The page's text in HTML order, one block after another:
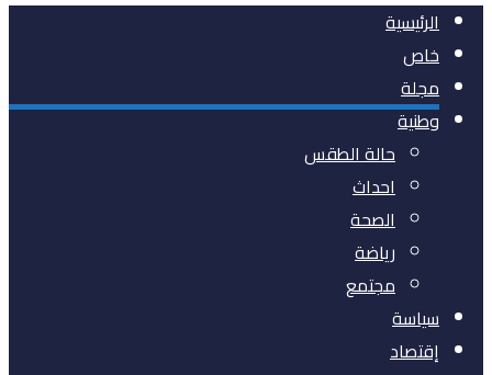
الرئيسية
خاص
مجلة
وطنية
حالة الطقس
احداث
الصحة
رياضة
مجتمع
سياسة
إقتصاد